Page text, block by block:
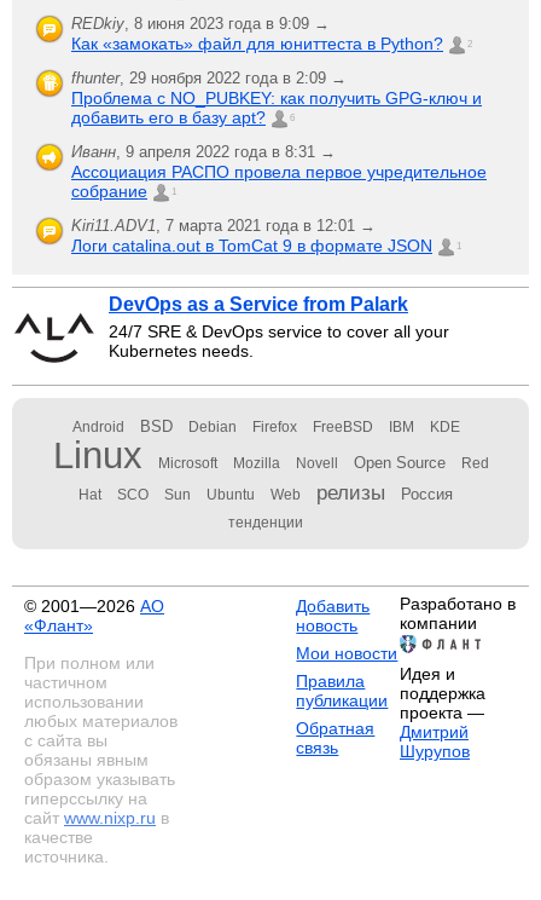
REDkiy, 8 июня 2023 года в 9:09 →
Как «замокать» файл для юниттеста в Python? 2
fhunter, 29 ноября 2022 года в 2:09 →
Проблема с NO_PUBKEY: как получить GPG-ключ и
добавить его в базу apt?
6
Иванн, 9 апреля 2022 года в 8:31 →
Ассоциация РАСПО провела первое учредительное
собрание
1
Kiri11.ADV1, 7 марта 2021 года в 12:01 →
Логи catalina.out в TomCat 9 в формате JSON 1
DevOps as a Service from Palark
24/7 SRE & DevOps service to cover all your
Kubernetes needs.
Android BSD Debian Firefox FreeBSD IBM KDE
Linux Microsoft Mozilla Novell Open Source Red
Hat SCO Sun Ubuntu Web релизы Россия
тенденции
© 2001—2026 АО
«Флант»
При полном или
частичном
использовании
любых материалов
с сайта вы
обязаны явным
образом указывать
гиперссылку на
сайт www.nixp.ru в
качестве
источника.
Добавить
новость
Мои новости
Правила
публикации
Обратная
связь
Разработано в
компании
Идея и
поддержка
проекта —
Дмитрий
Шурупов